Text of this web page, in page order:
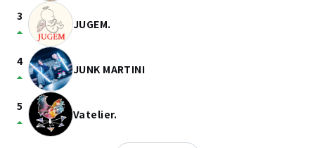
3
arrow_drop_up JUGEM.
4
arrow_drop_up JUNK MARTINI
5
arrow_drop_up Vatelier.